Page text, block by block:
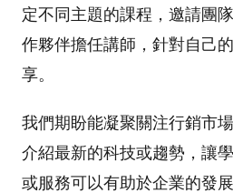
定不同主題的課程，邀請團
作夥伴擔任講師，針對自己
享。
我們期盼能凝聚關注行銷市
介紹最新的科技或趨勢，讓
或服務可以有助於企業的發